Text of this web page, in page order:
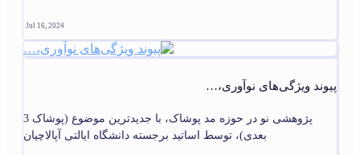
Jul 16, 2024
پیوند ویژگی‌های نوآوری،…
پژوهشی نو در حوزه مد پوشاک، با جدیدترین موضوع (پوشاک 3
بعدی)، توسط اساتید برجسته دانشگاه ایالتی آپالاچیان